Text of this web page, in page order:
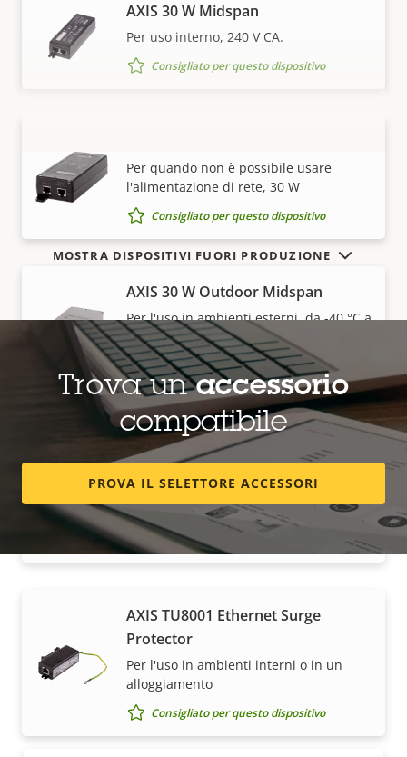
VISUALIZZA DI PIÙ
AXIS 30 W Midspan
Per uso interno, 240 V CA.
Consigliato per questo dispositivo
Per quando non è possibile usare
l'alimentazione di rete, 30 W
Consigliato per questo dispositivo
AXIS 30 W Outdoor Midspan
Per l'uso in ambienti esterni, da -40 °C a
65 °C
Consigliato per questo dispositivo
AXIS T8061 Ethernet Surge
Protector
Protegge i dispositivi per ambienti
esterni dalle sovratensioni
Consigliato per questo dispositivo
AXIS TU8001 Ethernet Surge
Protector
Per l'uso in ambienti interni o in un
alloggiamento
Consigliato per questo dispositivo
MOSTRA DISPOSITIVI FUORI PRODUZIONE
Trova unaccessorio
compatibile
PROVA IL SELETTORE ACCESSORI
Come acquistare
Le soluzioni Axis e i singoli prodotti vengono venduti
e installati da esperti dei nostri partner di fiducia.